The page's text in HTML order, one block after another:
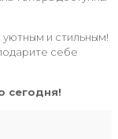
и стильным!
себе
сегодня!